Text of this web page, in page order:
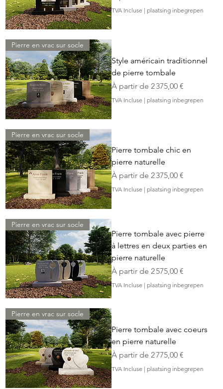
TVA Incluse | plaatsing inbegrepen
Pierre en vrac sur socle
Style américain traditionnel
de pierre tombale
À partir de 2 375,00 €
Prix promotionnel
TVA Incluse | plaatsing inbegrepen
Pierre en vrac sur socle
Pierre tombale chic en
pierre naturelle
À partir de 2 375,00 €
Prix promotionnel
TVA Incluse | plaatsing inbegrepen
Pierre en vrac sur socle
Pierre tombale avec pierre
à lettres en deux parties en
pierre naturelle
À partir de 2 575,00 €
Prix promotionnel
TVA Incluse | plaatsing inbegrepen
Pierre en vrac sur socle
Pierre tombale avec coeurs
en pierre naturelle
À partir de 2 775,00 €
Prix promotionnel
TVA Incluse | plaatsing inbegrepen